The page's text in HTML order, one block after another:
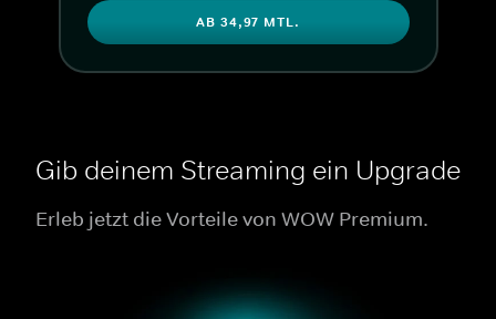
AB 34,97 MTL.
Gib deinem Streaming ein Upgrade
Erleb jetzt die Vorteile von WOW Premium.